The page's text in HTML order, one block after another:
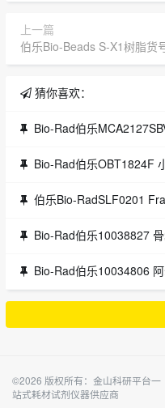
上一篇
伯乐Bio-Beads S-X1树脂货
猜你喜欢：
Bio-Rad伯乐
Bio-Rad伯乐OBT1824F
伯乐Bio-RadSLF0201 Frame-Seal™ in situ PCR and
Bio-Rad伯乐10038827
Bio-Rad伯乐10034806
©2026 版权所有：金山科研平台一
站式耗材试剂仪器供应商